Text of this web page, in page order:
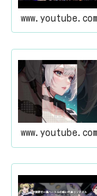
www.youtube.com
www.youtube.com